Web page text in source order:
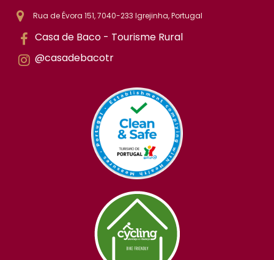
Rua de Évora 151, 7040-233 Igrejinha, Portugal
Casa de Baco - Tourisme Rural
@casadebacotr